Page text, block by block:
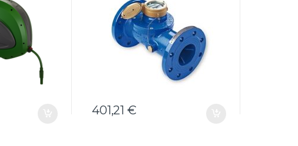
401,21 €